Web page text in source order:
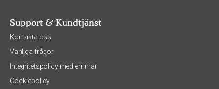
Support & Kundtjänst
Kontakta oss
Vanliga frågor
Integritetspolicy medlemmar
Cookiepolicy